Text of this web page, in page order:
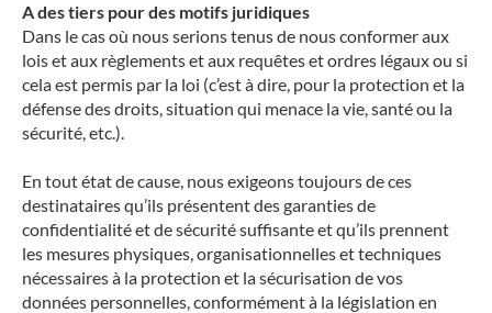
A des tiers pour des motifs juridiques
Dans le cas où nous serions tenus de nous conformer aux
lois et aux règlements et aux requêtes et ordres légaux ou si
cela est permis par la loi (c’est à dire, pour la protection et la
défense des droits, situation qui menace la vie, santé ou la
sécurité, etc.).
En tout état de cause, nous exigeons toujours de ces
destinataires qu’ils présentent des garanties de
confidentialité et de sécurité suffisante et qu’ils prennent
les mesures physiques, organisationnelles et techniques
nécessaires à la protection et la sécurisation de vos
données personnelles, conformément à la législation en